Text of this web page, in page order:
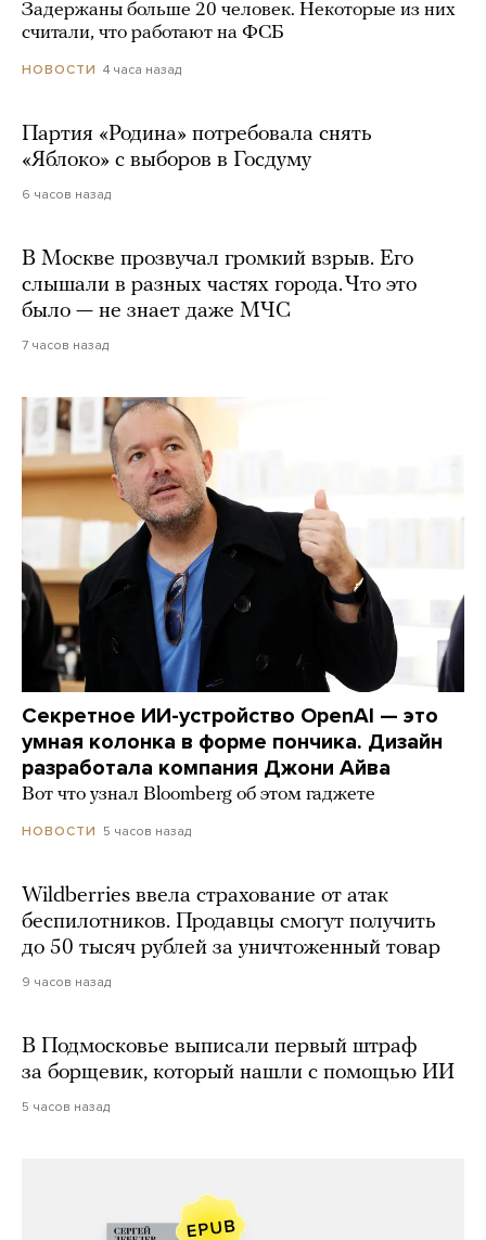
Задержаны больше 20 человек. Некоторые из них
считали, что работают на ФСБ
НОВОСТИ 4 часа назад
Партия «Родина» потребовала снять
«Яблоко» с выборов в Госдуму
6 часов назад
В Москве прозвучал громкий взрыв. Его
слышали в разных частях города. Что это
было — не знает даже МЧС
7 часов назад
Секретное ИИ-устройство OpenAI — это
умная колонка в форме пончика. Дизайн
разработала компания Джони Айва
Вот что узнал Bloomberg об этом гаджете
НОВОСТИ 5 часов назад
Wildberries ввела страхование от атак
беспилотников. Продавцы смогут получить
до 50 тысяч рублей за уничтоженный товар
9 часов назад
В Подмосковье выписали первый штраф
за борщевик, который нашли с помощью ИИ
5 часов назад